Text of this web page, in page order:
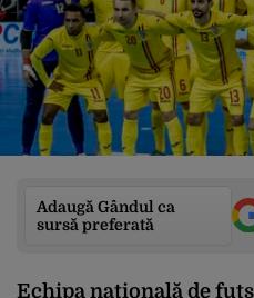
Adaugă Gândul ca
sursă preferată
Echipa naţională de